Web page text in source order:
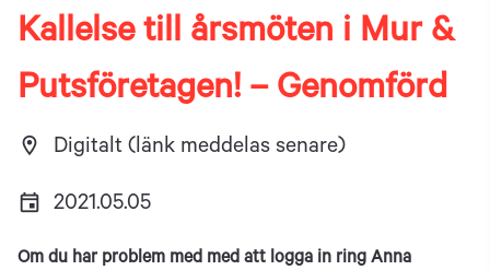
Kallelse till årsmöten i Mur &
Putsföretagen! – Genomförd
location_on Digitalt (länk meddelas senare)
event 2021.05.05
Om du har problem med med att logga in ring Anna